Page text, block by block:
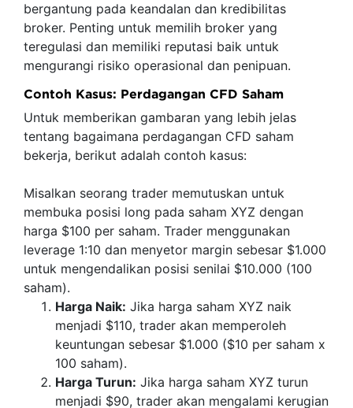
bergantung pada keandalan dan kredibilitas
broker. Penting untuk memilih broker yang
teregulasi dan memiliki reputasi baik untuk
mengurangi risiko operasional dan penipuan.
Contoh Kasus: Perdagangan CFD Saham
Untuk memberikan gambaran yang lebih jelas
tentang bagaimana perdagangan CFD saham
bekerja, berikut adalah contoh kasus:
Misalkan seorang trader memutuskan untuk
membuka posisi long pada saham XYZ dengan
harga $100 per saham. Trader menggunakan
leverage 1:10 dan menyetor margin sebesar $1.000
untuk mengendalikan posisi senilai $10.000 (100
saham).
Harga Naik: Jika harga saham XYZ naik
menjadi $110, trader akan memperoleh
keuntungan sebesar $1.000 ($10 per saham x
100 saham).
Harga Turun: Jika harga saham XYZ turun
menjadi $90, trader akan mengalami kerugian